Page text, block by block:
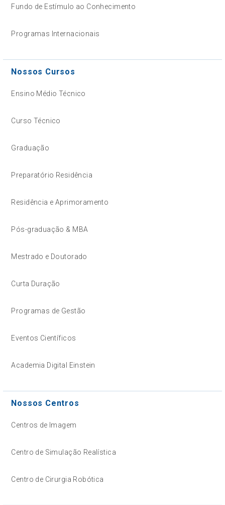
Fundo de Estímulo ao Conhecimento
Programas Internacionais
Nossos Cursos
Ensino Médio Técnico
Curso Técnico
Graduação
Preparatório Residência
Residência e Aprimoramento
Pós-graduação & MBA
Mestrado e Doutorado
Curta Duração
Programas de Gestão
Eventos Científicos
Academia Digital Einstein
Nossos Centros
Centros de Imagem
Centro de Simulação Realística
Centro de Cirurgia Robótica